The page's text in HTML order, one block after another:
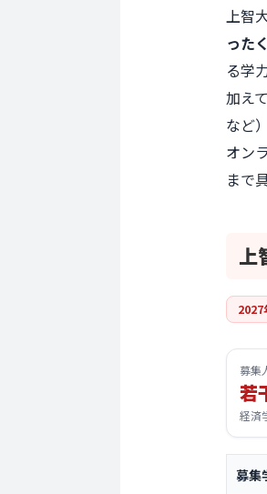
上智
った
る学
加えて
など
オン
まで
上
2027
募集
若
経済
募集